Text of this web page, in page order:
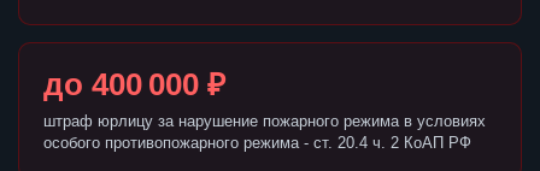
до 400 000 ₽
штраф юрлицу за нарушение пожарного режима в условиях
особого противопожарного режима - ст. 20.4 ч. 2 КоАП РФ